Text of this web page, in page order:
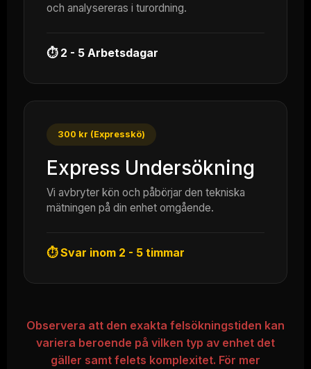
och analysereras i turordning.
⏱ 2 - 5 Arbetsdagar
300 kr (Expresskö)
Express Undersökning
Vi avbryter kön och påbörjar den tekniska
mätningen på din enhet omgående.
⏱ Svar inom 2 - 5 timmar
Observera att den exakta felsökningstiden kan
variera beroende på vilken typ av enhet det
gäller samt felets komplexitet. För mer